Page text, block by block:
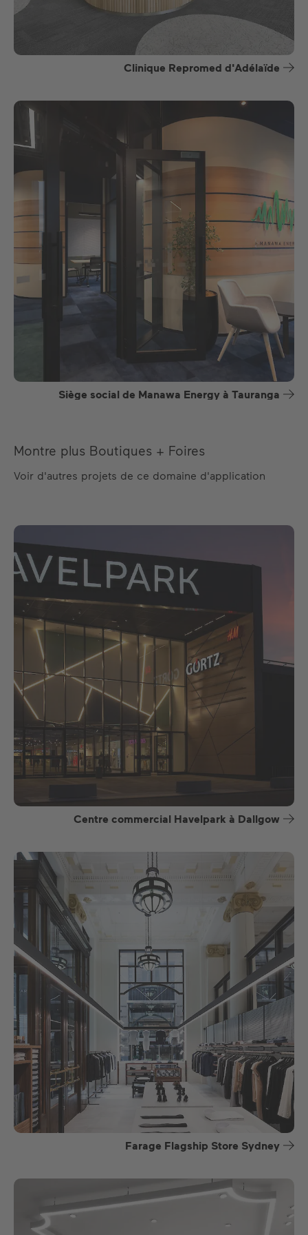
Clinique Repromed d'Adélaïde
Siège social de Manawa Energy à Tauranga
Montre plus Boutiques + Foires
Voir d'autres projets de ce domaine d'application
Centre commercial Havelpark à Dallgow
Farage Flagship Store Sydney